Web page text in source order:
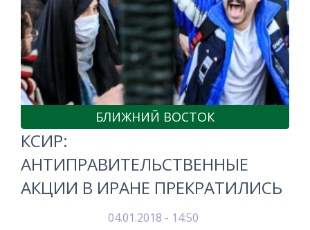
БЛИЖНИЙ ВОСТОК
КСИР:
АНТИПРАВИТЕЛЬСТВЕННЫЕ
АКЦИИ В ИРАНЕ ПРЕКРАТИЛИСЬ
04.01.2018 - 14:50